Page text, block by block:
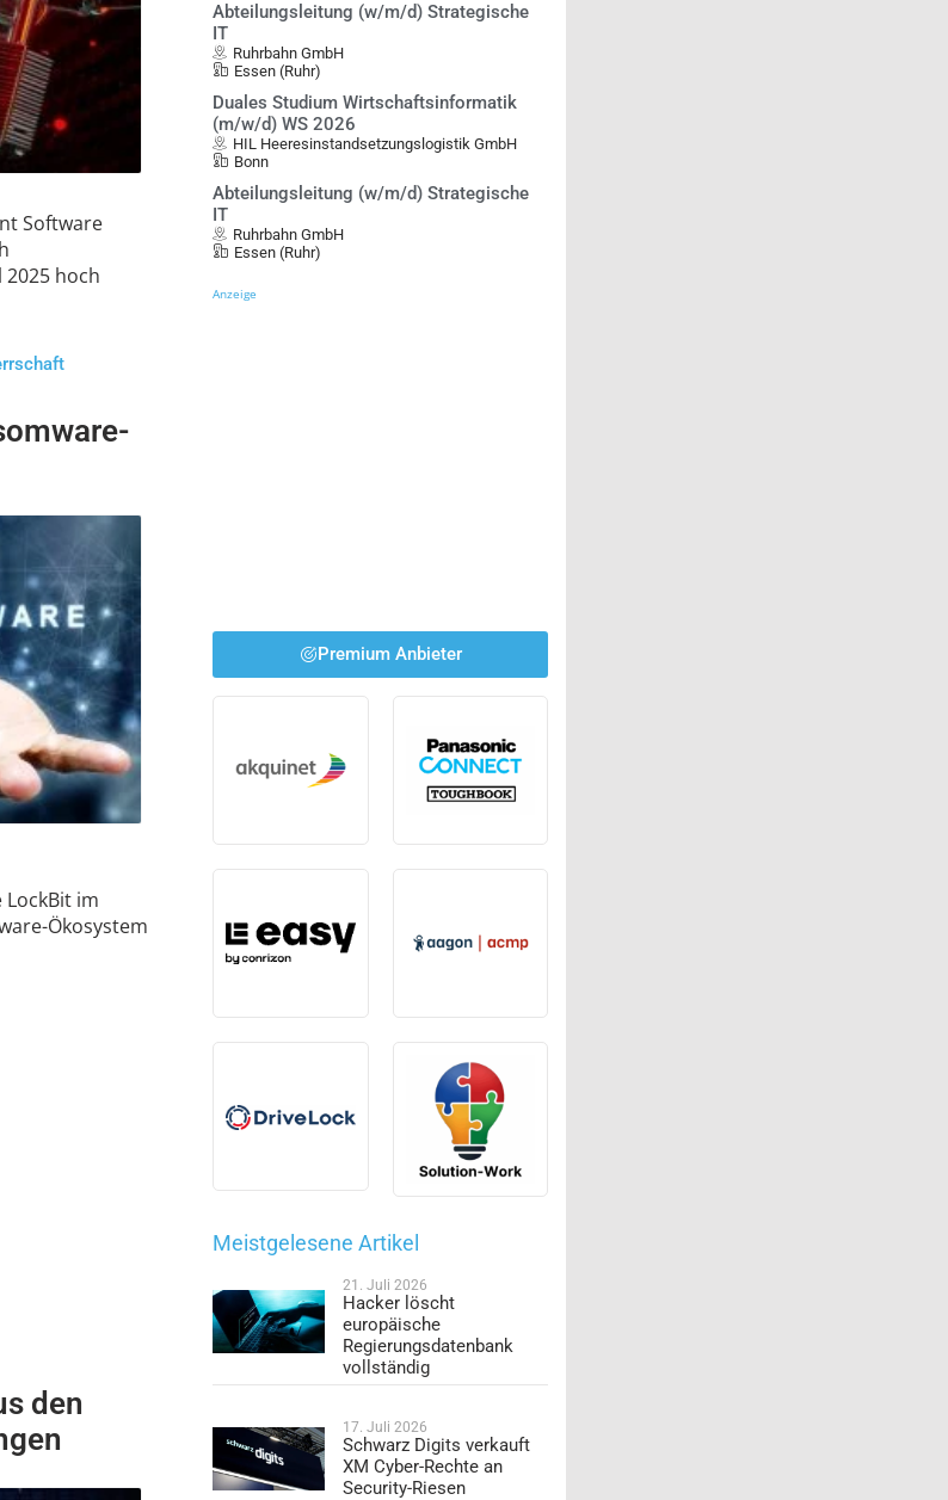
Software
hoch
im
Ökosystem
den
Abteilungsleitung (w/m/d) Strategische
IT
Ruhrbahn GmbH
Essen (Ruhr)
Duales Studium Wirtschaftsinformatik
(m/w/d) WS 2026
HIL Heeresinstandsetzungslogistik GmbH
Bonn
Abteilungsleitung (w/m/d) Strategische
IT
Ruhrbahn GmbH
Essen (Ruhr)
Anzeige
Premium Anbieter
Meistgelesene Artikel
21. Juli 2026
Hacker löscht
europäische
Regierungsdatenbank
vollständig
17. Juli 2026
Schwarz Digits verkauft
XM Cyber-Rechte an
Security-Riesen